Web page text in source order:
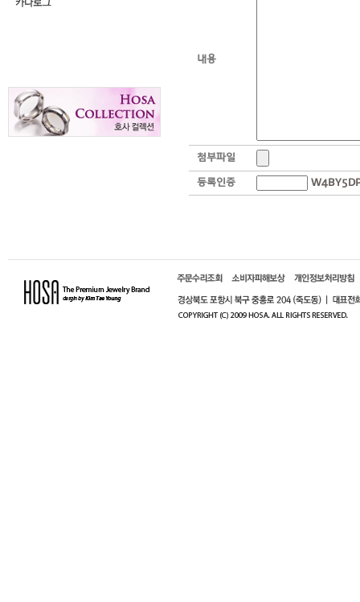
내용
첨부파일
등록인증 W4 BY5 D